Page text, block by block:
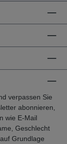
verpassen Sie
abonnieren,
wie E-Mail
Geschlecht
Grundlage